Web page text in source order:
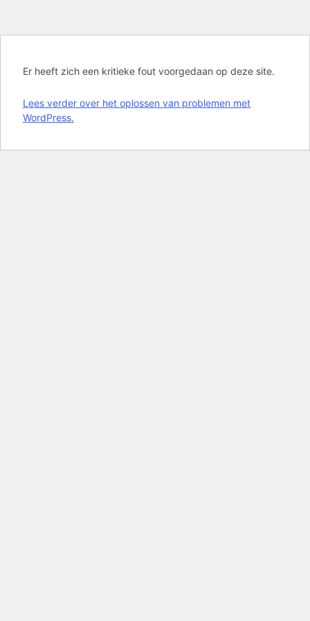
Er heeft zich een kritieke fout voorgedaan op deze site.
Lees verder over het oplossen van problemen met
WordPress.